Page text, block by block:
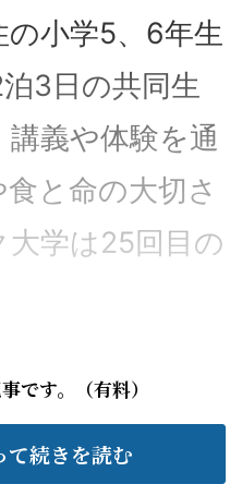
小学5、6年生
3日の共同生
義や体験を通
と命の大切さ
学は25回目の
です。（有料）
て続きを読む